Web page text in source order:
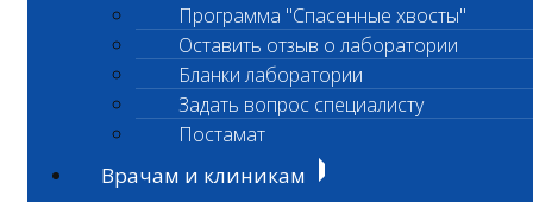
Программа "Спасенные хвосты"
Оставить отзыв о лаборатории
Бланки лаборатории
Задать вопрос специалисту
Постамат
Врачам и клиникам